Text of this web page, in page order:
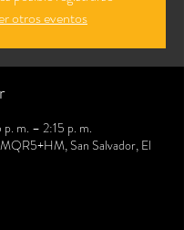
otros eventos
m. – 2:15 p. m.
San Salvador, El